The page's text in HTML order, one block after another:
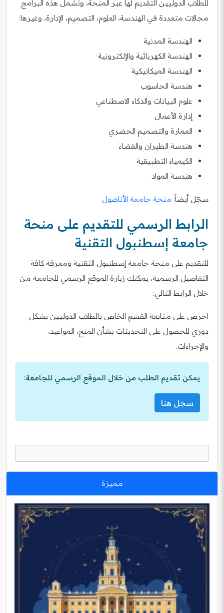
للطلاب الدوليين التقديم لها عبر المنحة، وتشمل هذه البرامج
مجالات متعددة في الهندسة، العلوم، التصميم، الإدارة، وغيرها:
الهندسة المدنية
الهندسة الكهربائية والإلكترونية
الهندسة الميكانيكية
هندسة الحاسوب
علوم البيانات والذكاء الاصطناعي
إدارة الأعمال
العمارة والتصميم الحضري
هندسة الطيران والفضاء
الكيمياء التطبيقية
هندسة المواد
سجّل أيضاً: منحة جامعة الأناضول
الرابط الرسمي للتقديم على منحة
جامعة إسطنبول التقنية
للتقديم على منحة جامعة إسطنبول التقنية ومعرفة كافة
التفاصيل الرسمية، يمكنك زيارة الموقع الرسمي للجامعة من
خلال الرابط التالي:
احرص على متابعة القسم الخاص بالطلاب الدوليين بشكل
دوري للحصول على التحديثات بشأن المنح، المواعيد،
والإجراءات.
يمكن تقديم الطلب من خلال الموقع الرسمي للجامعة:
سجل هنا
مميزة